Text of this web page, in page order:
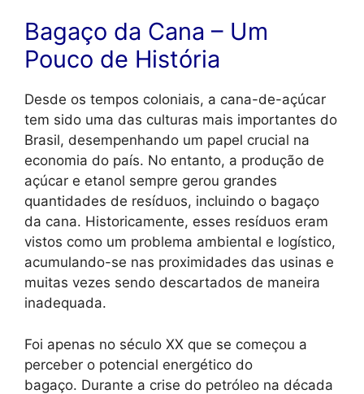
Bagaço da Cana – Um
Pouco de História
Desde os tempos coloniais, a cana-de-açúcar
tem sido uma das culturas mais importantes do
Brasil, desempenhando um papel crucial na
economia do país. No entanto, a produção de
açúcar e etanol sempre gerou grandes
quantidades de resíduos, incluindo o bagaço
da cana. Historicamente, esses resíduos eram
vistos como um problema ambiental e logístico,
acumulando-se nas proximidades das usinas e
muitas vezes sendo descartados de maneira
inadequada.
Foi apenas no século XX que se começou a
perceber o potencial energético do
bagaço. Durante a crise do petróleo na década